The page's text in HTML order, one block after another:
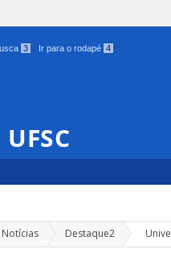
3 Ir para o rodapé 4
Notícias Destaque2 »